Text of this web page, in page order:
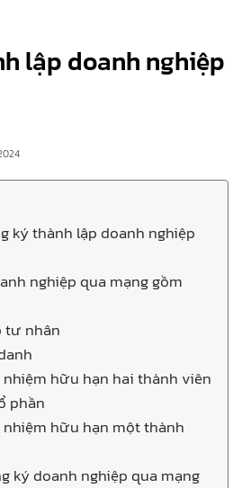
lập doanh nghiệp
ký thành lập doanh nghiệp
nghiệp qua mạng gồm
tư nhân
nhiệm hữu hạn hai thành viên
phần
nhiệm hữu hạn một thành
ký doanh nghiệp qua mạng